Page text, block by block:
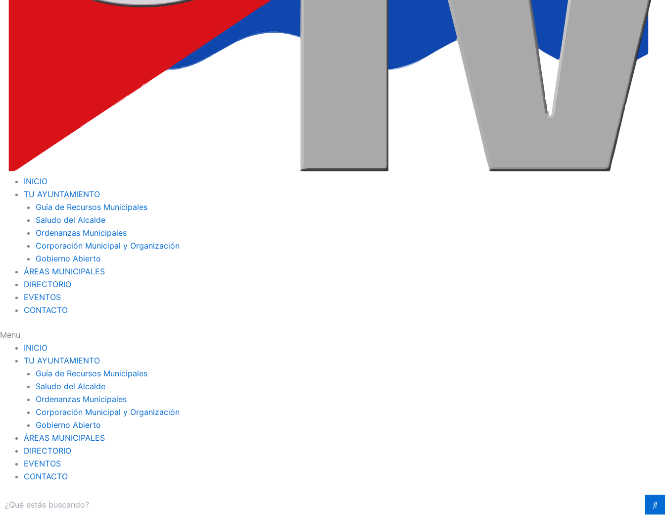
INICIO
TU AYUNTAMIENTO
Guía de Recursos Municipales
Saludo del Alcalde
Ordenanzas Municipales
Corporación Municipal y Organización
Gobierno Abierto
ÁREAS MUNICIPALES
DIRECTORIO
EVENTOS
CONTACTO
Menu
INICIO
TU AYUNTAMIENTO
Guía de Recursos Municipales
Saludo del Alcalde
Ordenanzas Municipales
Corporación Municipal y Organización
Gobierno Abierto
ÁREAS MUNICIPALES
DIRECTORIO
EVENTOS
CONTACTO